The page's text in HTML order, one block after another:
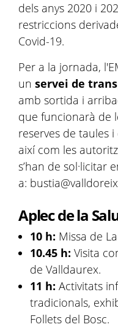
dels anys 2020 i
restriccions
Covid-19.
Per a la jornada,
un servei de
amb sortida i
que funcionarà de
reserves de taules
així com les
s’han de sol·licitar
a:
Aplec de la
10 h: Missa de
10.45 h: Visita
de Valldaurex.
11 h:Activitats
tradicionals,
Follets del Bosc.